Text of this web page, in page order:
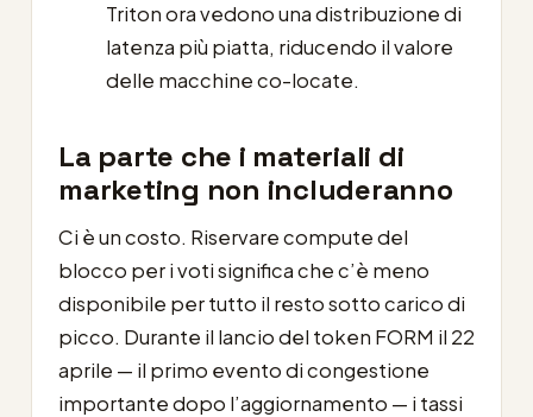
Triton ora vedono una distribuzione di
latenza più piatta, riducendo il valore
delle macchine co-locate.
La parte che i materiali di
marketing non includeranno
Ci è un costo. Riservare compute del
blocco per i voti significa che c’è meno
disponibile per tutto il resto sotto carico di
picco. Durante il lancio del token FORM il 22
aprile — il primo evento di congestione
importante dopo l’aggiornamento — i tassi